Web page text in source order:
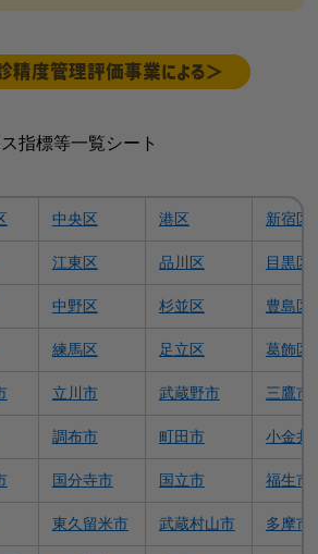
精度管理評価事業による＞
指標等一覧シート
中央区 港区 新宿区
江東区 品川区 目黒区
中野区 杉並区 豊島区
練馬区 足立区 葛飾区
立川市 武蔵野市 三鷹市
調布市 町田市 小金井
国分寺市 国立市 福生市
東久留米市 武蔵村山市 多摩市